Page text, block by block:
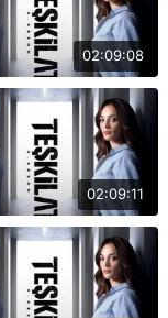
02:09:08
02:09:11